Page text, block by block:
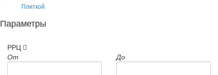
Плиткой
Параметры
РРЦ
От
До